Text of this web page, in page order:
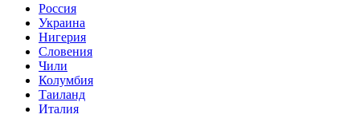
Россия
Украина
Нигерия
Словения
Чили
Колумбия
Таиланд
Италия